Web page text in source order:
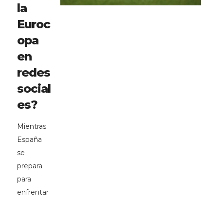
la
Euroc
opa
en
redes
social
es?
Mientras
España
se
prepara
para
enfrentar